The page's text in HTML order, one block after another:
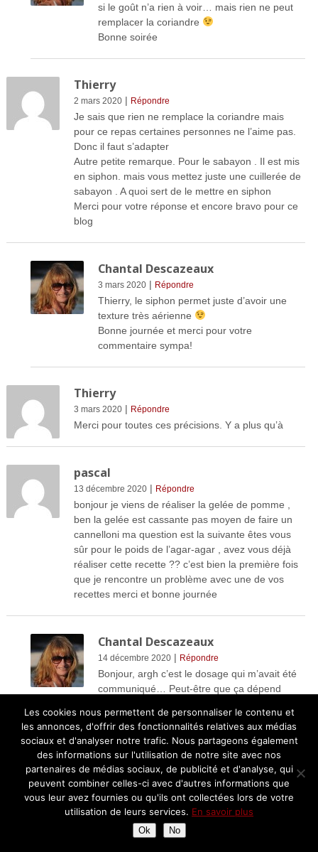
si le goût n’a rien à voir… mais rien ne peut
remplacer la coriandre
Bonne soirée
Thierry
2 mars 2020| Répondre
Je sais que rien ne remplace la coriandre mais
pour ce repas certaines personnes ne l’aime pas.
Donc il faut s’adapter
Autre petite remarque. Pour le sabayon . Il est mis
en siphon. mais vous mettez juste une cuillerée de
sabayon . A quoi sert de le mettre en siphon
Merci pour votre réponse et encore bravo pour ce
blog
Chantal Descazeaux
3 mars 2020| Répondre
Thierry, le siphon permet juste d’avoir une
texture très aérienne
Bonne journée et merci pour votre
commentaire sympa!
Thierry
3 mars 2020| Répondre
Merci pour toutes ces précisions. Y a plus qu’à
pascal
13 décembre 2020| Répondre
bonjour je viens de réaliser la gelée de pomme ,
ben la gelée est cassante pas moyen de faire un
cannelloni ma question est la suivante êtes vous
sûr pour le poids de l’agar-agar , avez vous déjà
réaliser cette recette ?? c’est bien la première fois
que je rencontre un problème avec une de vos
recettes merci et bonne journée
Chantal Descazeaux
14 décembre 2020| Répondre
Bonjour, argh c’est le dosage qui m’avait été
communiqué… Peut-être que ça dépend
pommes. Je vais me renseigner
Bonne journée!
pascal
16 décembre 2020|Répondre
bonjour merci pour votre réponse je vais
essayer avec de moitié agar et moitié
Les cookies nous permettent de personnaliser le contenu et
les annonces, d'offrir des fonctionnalités relatives aux médias
sociaux et d'analyser notre trafic. Nous partageons également
des informations sur l'utilisation de notre site avec nos
partenaires de médias sociaux, de publicité et d'analyse, qui
peuvent combiner celles-ci avec d'autres informations que
vous leur avez fournies ou qu'ils ont collectées lors de votre
utilisation de leurs services. En savoir plus
Ok No